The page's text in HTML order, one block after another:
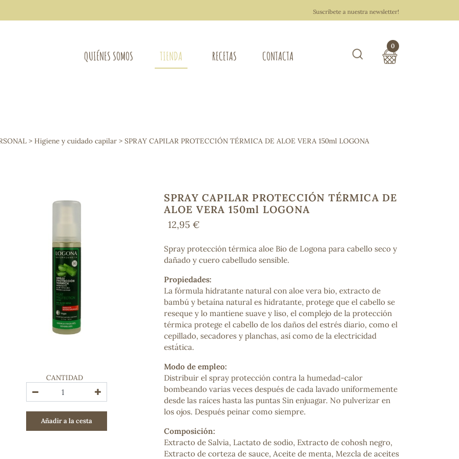
Suscríbete a nuestra newsletter!
QUIÉNES SOMOS TIENDA
Osteo-articular
Mujer
Extracto de plantas
Bienestar emocional
Jalea Real
Memoria
Deporte
Digestivos
Circulatorio, colesterol y glucosa
Superalimentos
Proteína
COSMÉTICA E HIGIENE PERSONAL
Cremas, lociones y aceites corporales
Hombre
Higiene personal
Labiales
RECETAS CONTACTA
0
> Higiene y cuidado capilar > SPRAY CAPILAR PROTECCIÓN TÉRMICA DE ALOE VERA 150ml LOGONA
CANTIDAD
Añadir a la cesta
SPRAY CAPILAR PROTECCIÓN TÉRMICA DE
ALOE VERA 150ml LOGONA
12,95 €
Spray protección térmica aloe Bio de Logona para cabello seco y
dañado y cuero cabelludo sensible.
Propiedades:
La fórmula hidratante natural con aloe vera bio, extracto de
bambú y betaína natural es hidratante, protege que el cabello se
reseque y lo mantiene suave y liso, el complejo de la protección
térmica protege el cabello de los daños del estrés diario, como el
cepillado, secadores y planchas, así como de la electricidad
estática.
Modo de empleo:
Distribuir el spray protección contra la humedad-calor
bombeando varias veces después de cada lavado uniformemente
desde las raíces hasta las puntas Sin enjuagar. No pulverizar en
los ojos. Después peinar como siempre.
Composición:
Extracto de Salvia, Lactato de sodio, Extracto de cohosh negro,
Extracto de corteza de sauce, Aceite de menta, Mezcla de aceites